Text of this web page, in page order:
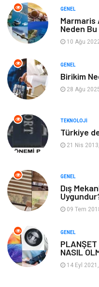
Bilgisayar & Yazılım
Mobilya
Tatil
Webmaster Araçları
Görsel
Hediyelik Eşya
Anahtar Kelime
Hosting
GENEL
Neden
10 Ağu
GENEL
Birikim
28 Ağu
TEKNOLOJI
Türkiye
21 Nis
GENEL
Dış
09 Tem
GENEL
PLANŞET
NASIL
14 Eyl 2021,